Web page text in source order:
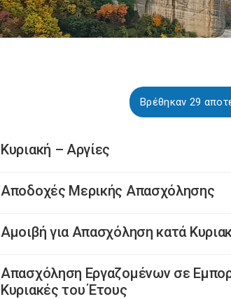
Βρέθηκαν 29
Κυριακή – Αργίες
Αποδοχές Μερικής Απασχόλησης
Αμοιβή για Απασχόληση κατά
Απασχόληση Εργαζομένων σε
Κυριακές του Έτους